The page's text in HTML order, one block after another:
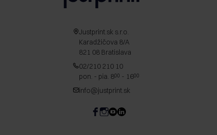
Justprint.sk s.r.o.
Karadžičova 8/A
821 08 Bratislava
02/210 210 10
pon. - pia. 800 - 1600
info@justprint.sk